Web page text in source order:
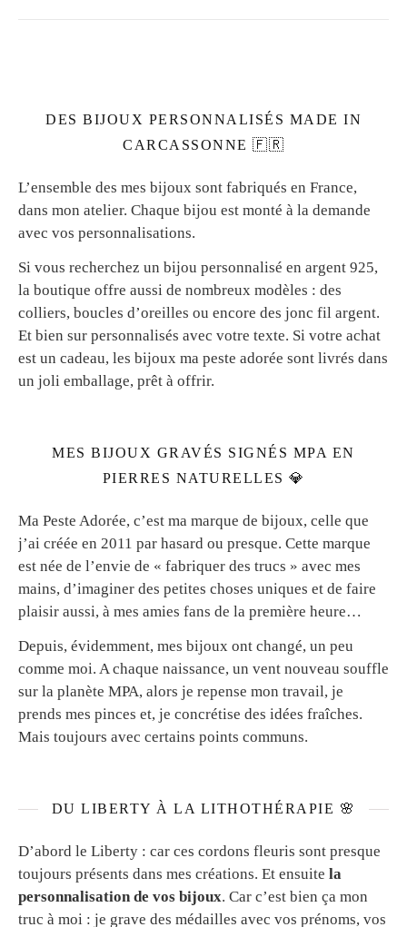
DES BIJOUX PERSONNALISÉS MADE IN
CARCASSONNE 🇫🇷
L’ensemble des mes bijoux sont fabriqués en France,
dans mon atelier. Chaque bijou est monté à la demande
avec vos personnalisations.
Si vous recherchez un bijou personnalisé en argent 925,
la boutique offre aussi de nombreux modèles : des
colliers, boucles d’oreilles ou encore des jonc fil argent.
Et bien sur personnalisés avec votre texte. Si votre achat
est un cadeau, les bijoux ma peste adorée sont livrés dans
un joli emballage, prêt à offrir.
MES BIJOUX GRAVÉS SIGNÉS MPA EN
PIERRES NATURELLES 💎
Ma Peste Adorée, c’est ma marque de bijoux, celle que
j’ai créée en 2011 par hasard ou presque. Cette marque
est née de l’envie de « fabriquer des trucs » avec mes
mains, d’imaginer des petites choses uniques et de faire
plaisir aussi, à mes amies fans de la première heure…
Depuis, évidemment, mes bijoux ont changé, un peu
comme moi. A chaque naissance, un vent nouveau souffle
sur la planète MPA, alors je repense mon travail, je
prends mes pinces et, je concrétise des idées fraîches.
Mais toujours avec certains points communs.
DU LIBERTY À LA LITHOTHÉRAPIE 🌸
D’abord le Liberty : car ces cordons fleuris sont presque
toujours présents dans mes créations. Et ensuite la
personnalisation de vos bijoux. Car c’est bien ça mon
truc à moi : je grave des médailles avec vos prénoms, vos